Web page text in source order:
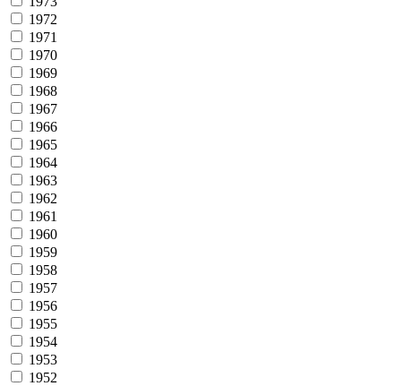
1972
1971
1970
1969
1968
1967
1966
1965
1964
1963
1962
1961
1960
1959
1958
1957
1956
1955
1954
1953
1952